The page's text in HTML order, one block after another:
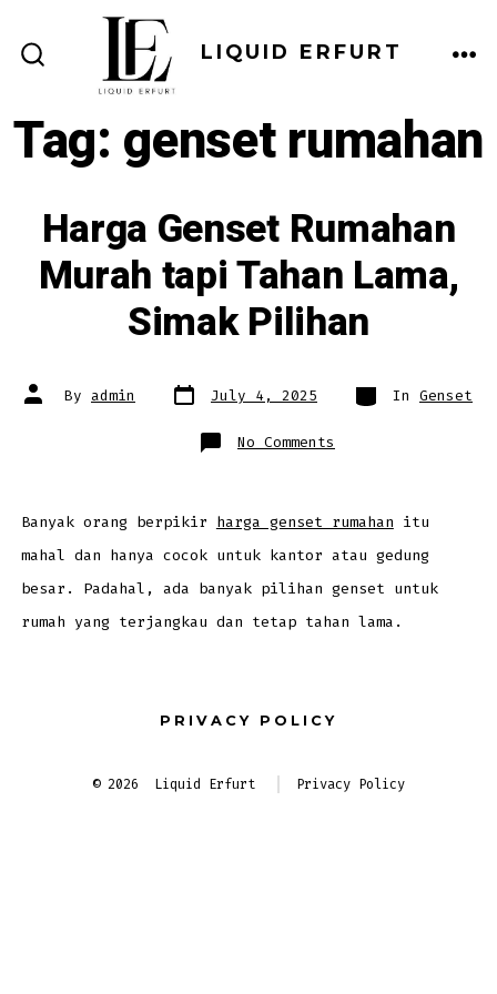
SEARCH
TOGGLE
LIQUID ERFURT
Tag: genset rumahan
Harga Genset Rumahan
Murah tapi Tahan Lama,
Simak Pilihan
Post
author
By admin Post
date July 4, 2025 Categories
In Genset
No Comments
Harga
Tahan
Lama,
Simak
Pilihan
Banyak orang berpikir harga genset rumahan itu
mahal dan hanya cocok untuk kantor atau gedung
besar. Padahal, ada banyak pilihan genset untuk
rumah yang terjangkau dan tetap tahan lama.
PRIVACY POLICY
© 2026 Liquid Erfurt Privacy Policy